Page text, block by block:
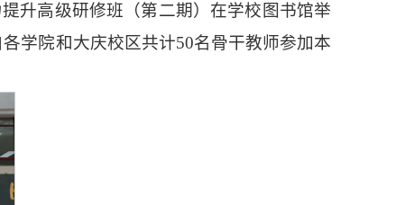
升高级研修班（第二期）在学校图书馆举
学院和大庆校区共计50名骨干教师参加本